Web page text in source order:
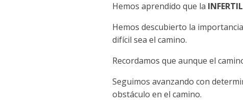
Hemos aprendido que la
Hemos descubierto la
difícil sea el camino.
Recordamos que aunque el
Seguimos avanzando con
obstáculo en el camino.